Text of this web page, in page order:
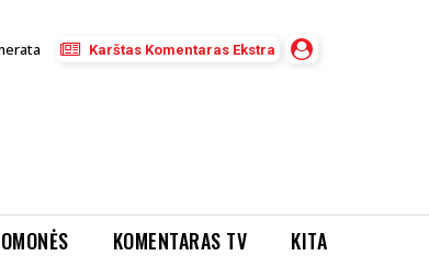
Karštas Komentaras Ekstra
KOMENTARAS TV KITA